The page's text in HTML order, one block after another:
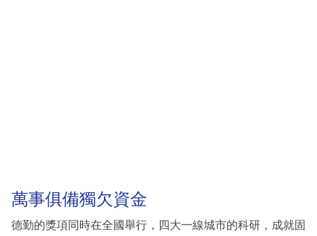
萬事俱備獨欠資金
德勤的獎項同時在全國舉行，四大一線城市的科研，成就固